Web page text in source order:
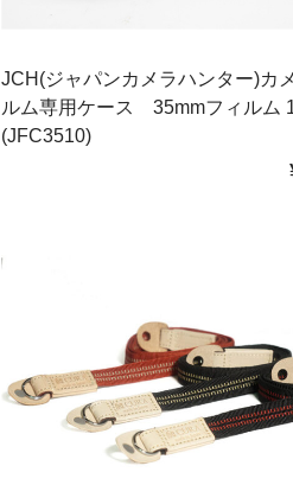
JCH(ジャパンカメラハンター)カ
ルム専用ケース 35mmフィルム
(JFC3510)